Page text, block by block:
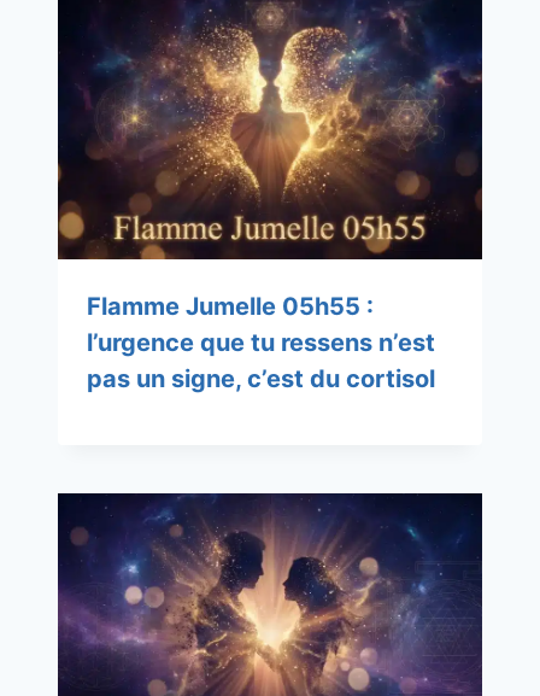
Flamme Jumelle 05h55 :
l’urgence que tu ressens n’est
pas un signe, c’est du cortisol